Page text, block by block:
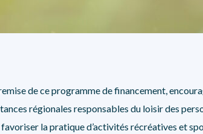
de ce programme de financement,
régionales responsables du loisir des
la pratique d’activités récréatives et